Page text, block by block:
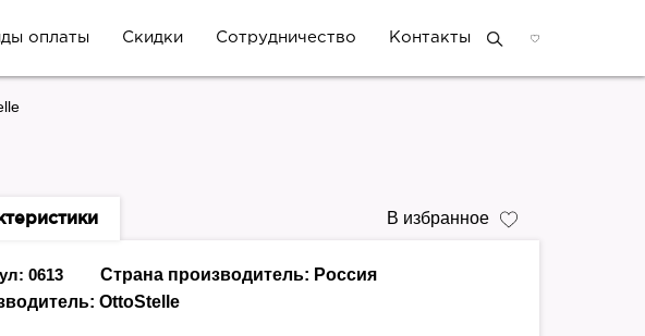
оплаты Скидки Сотрудничество Контакты
В избранное
0613 Страна производитель: Россия
OttoStelle